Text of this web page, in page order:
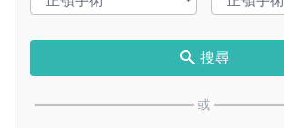
搜尋
或